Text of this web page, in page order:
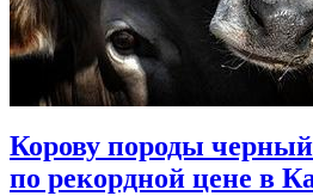
Корову породы
по рекордной цене в